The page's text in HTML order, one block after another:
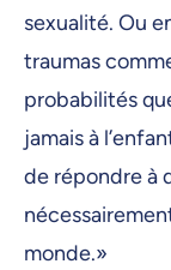
sexualité. Ou
traumas
probabilités
jamais à
de répondre à
monde.»